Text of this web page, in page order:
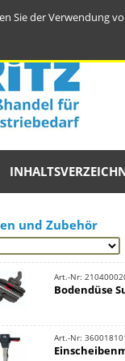
Sie der Verwendung
und Zubehör
Art.-Nr:
Bodendüse
Art.-Nr: